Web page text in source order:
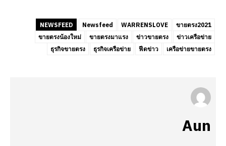
NEWSFEED Newsfeed WARRENSLOVE
ขายตรง2021
ขายตรงน้องใหม่
ขายตรงมาแรง ข่าวขายตรง
ข่าวเครือข่าย
ธุรกิจขายตรง
ธุรกิจเครือข่าย ฟีดข่าว เครือข่ายขายตรง
Aun